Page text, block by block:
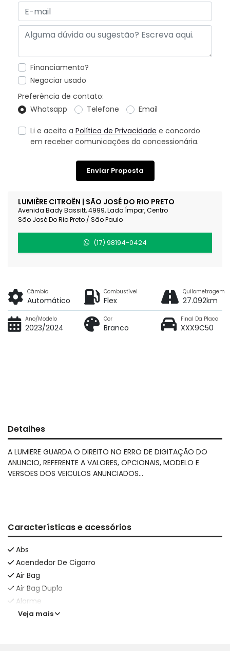
LUMIÈRE CITROËN | SÃO JOSÉ DO RIO PRETO
Avenida Bady Bassitt, 4999, Lado Ímpar, Centro
São José Do Rio Preto / São Paulo
(17) 98194-0424
Financiamento?
Negociar usado
Preferência de contato:
Whatsapp
Telefone Email
Li e aceita a Política de Privacidade e concordo
em receber comunicações da concessionária.
Enviar Proposta
Câmbio
Automático
Combustível
Flex
Quilometragem
27.092km
Ano/Modelo
2023/2024
Cor
Branco
Final Da Placa
XXX9C50
Detalhes
A LUMIERE GUARDA O DIREITO NO ERRO DE DIGITAÇÃO DO
ANUNCIO, REFERENTE A VALORES, OPCIONAIS, MODELO E
VERSOES DOS VEICULOS ANUNCIADOS...
Características e acessórios
Abs
Acendedor De Cigarro
Air Bag
Air Bag Duplo
Alarme
Veja mais